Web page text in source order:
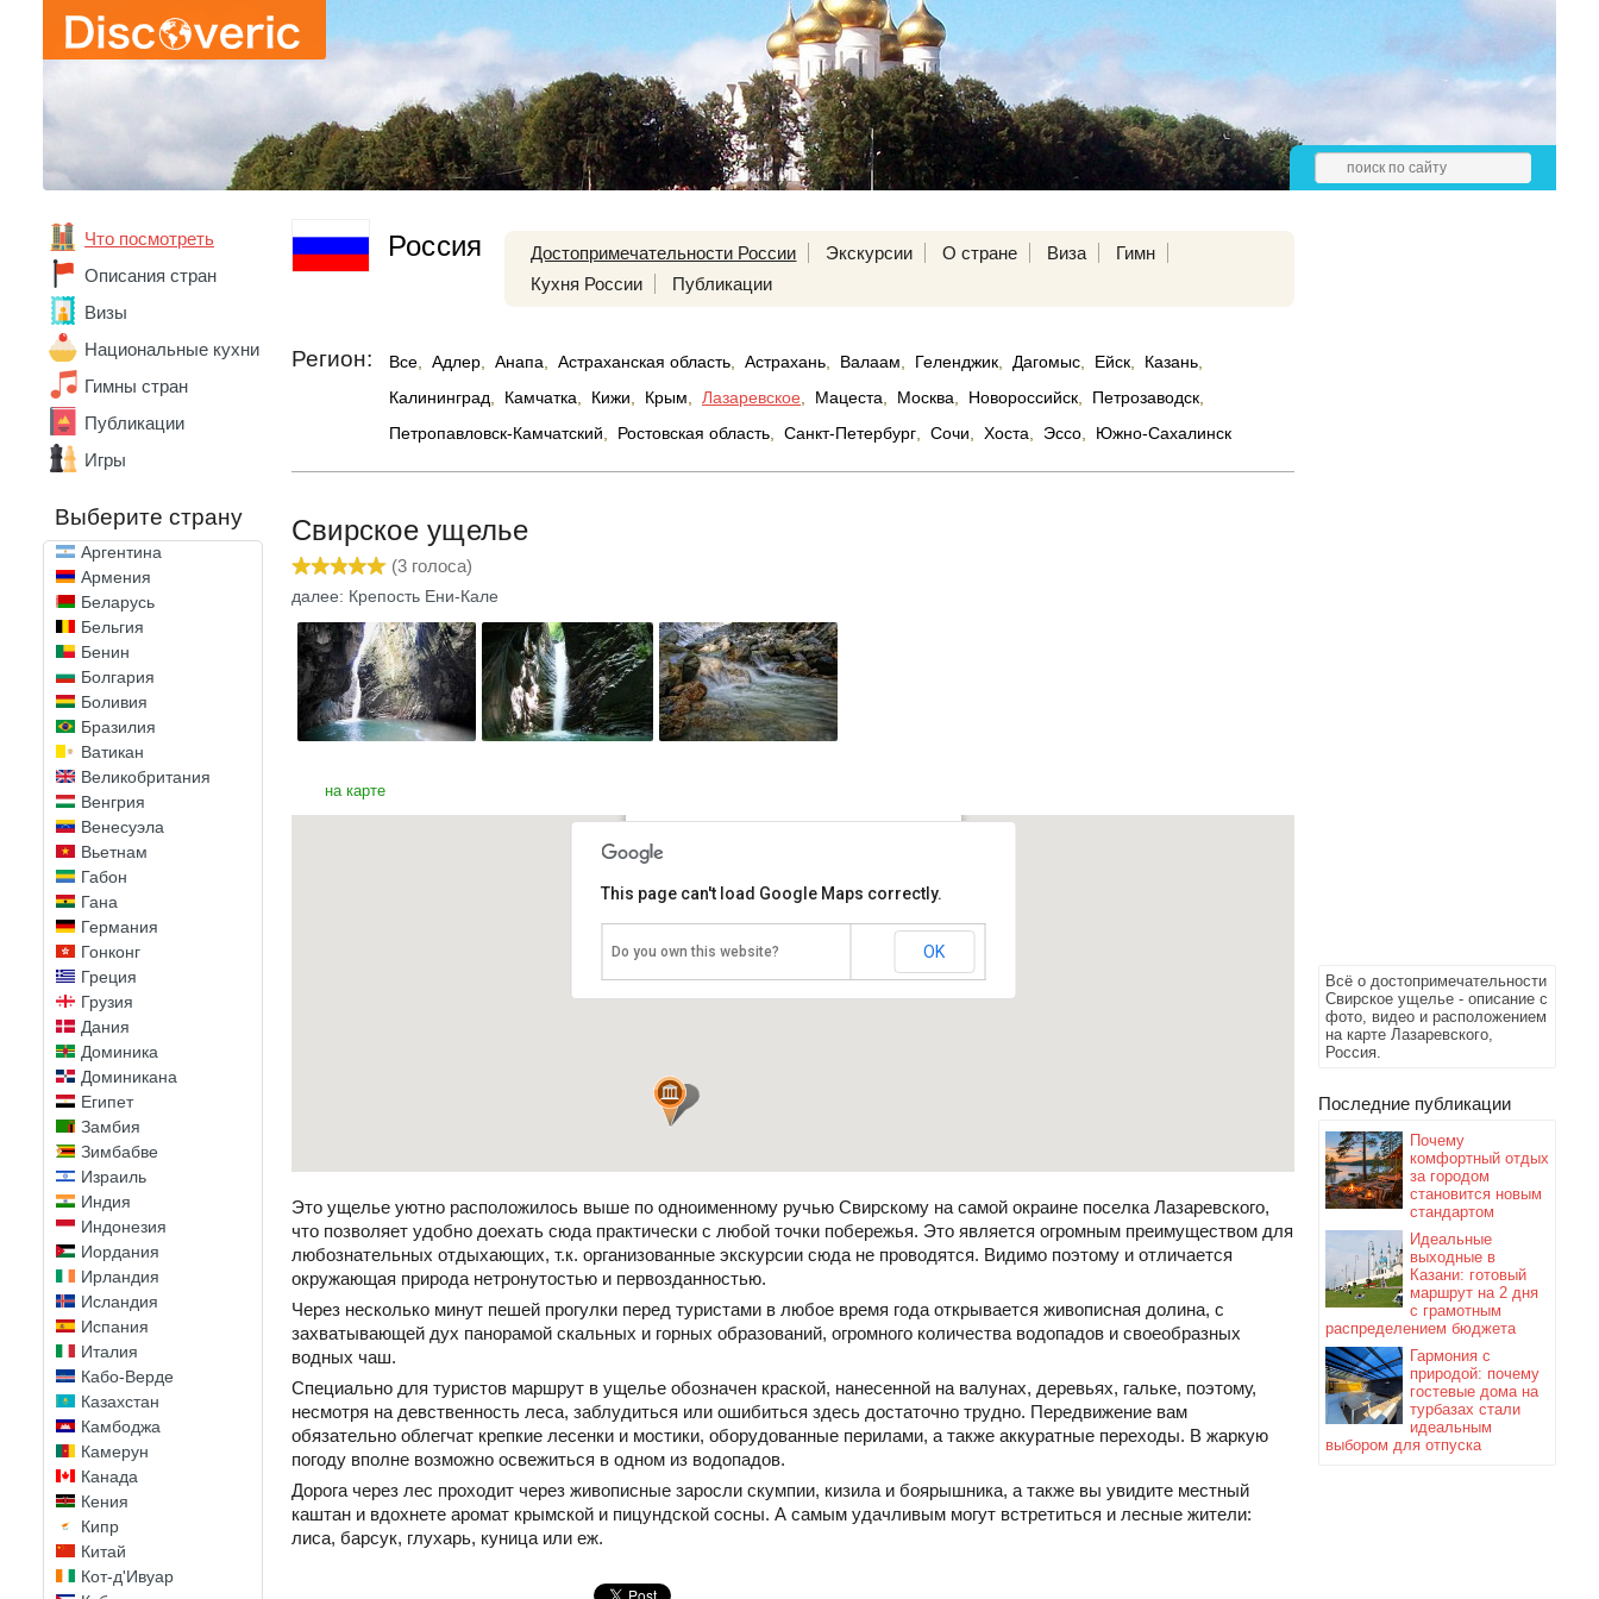
Что посмотреть
Описания стран
Визы
Национальные кухни
Гимны стран
Публикации
Игры
Выберите страну
Абхазия
Австралия
Австрия
Азербайджан
Андорра
Аргентина
Армения
Беларусь
Бельгия
Бенин
Болгария
Боливия
Бразилия
Ватикан
Великобритания
Венгрия
Венесуэла
Вьетнам
Габон
Гана
Германия
Гонконг
Греция
Грузия
Дания
Доминика
Доминикана
Египет
Замбия
Зимбабве
Израиль
Индия
Индонезия
Иордания
Ирландия
Исландия
Испания
Италия
Кабо-Верде
Казахстан
Камбоджа
Камерун
Канада
Кения
Кипр
Китай
Кот-д'Ивуар
Всё о достопримечательности
Свирское ущелье - описание с
фото, видео и расположением
на карте Лазаревского,
Россия.
Последние публикации
Почему
комфортный отдых
за городом
становится новым
стандартом
Идеальные
выходные в
Казани: готовый
маршрут на 2 дня
с грамотным
распределением бюджета
Гармония с
природой: почему
гостевые дома на
турбазах стали
идеальным
выбором для отпуска
Россия Достопримечательности России Экскурсии О стране Виза
Гимн
Кухня России
Публикации
Регион: Все Адлер Анапа Астраханская область Астрахань Валаам Геленджик Дагомыс Ейск Казань
Калининград
Камчатка Кижи Крым Лазаревское Мацеста Москва Новороссийск Петрозаводск
Петропавловск-Камчатский
Ростовская область Санкт-Петербург Сочи Хоста Эссо Южно-Сахалинск
Свирское ущелье
(3 голоса)
далее: Крепость Ени-Кале
на карте
Россия, Лазаревское
This page can't load Google Maps correctly.
Do you own this website? OK
Это ущелье уютно расположилось выше по одноименному ручью Свирскому на самой окраине поселка Лазаревского,
что позволяет удобно доехать сюда практически с любой точки побережья. Это является огромным преимуществом для
любознательных отдыхающих, т.к. организованные экскурсии сюда не проводятся. Видимо поэтому и отличается
окружающая природа нетронутостью и первозданностью.
Через несколько минут пешей прогулки перед туристами в любое время года открывается живописная долина, с
захватывающей дух панорамой скальных и горных образований, огромного количества водопадов и своеобразных
водных чаш.
Специально для туристов маршрут в ущелье обозначен краской, нанесенной на валунах, деревьях, гальке, поэтому,
несмотря на девственность леса, заблудиться или ошибиться здесь достаточно трудно. Передвижение вам
обязательно облегчат крепкие лесенки и мостики, оборудованные перилами, а также аккуратные переходы. В жаркую
погоду вполне возможно освежиться в одном из водопадов.
Дорога через лес проходит через живописные заросли скумпии, кизила и боярышника, а также вы увидите местный
каштан и вдохнете аромат крымской и пицундской сосны. А самым удачливым могут встретиться и лесные жители:
лиса, барсук, глухарь, куница или еж.